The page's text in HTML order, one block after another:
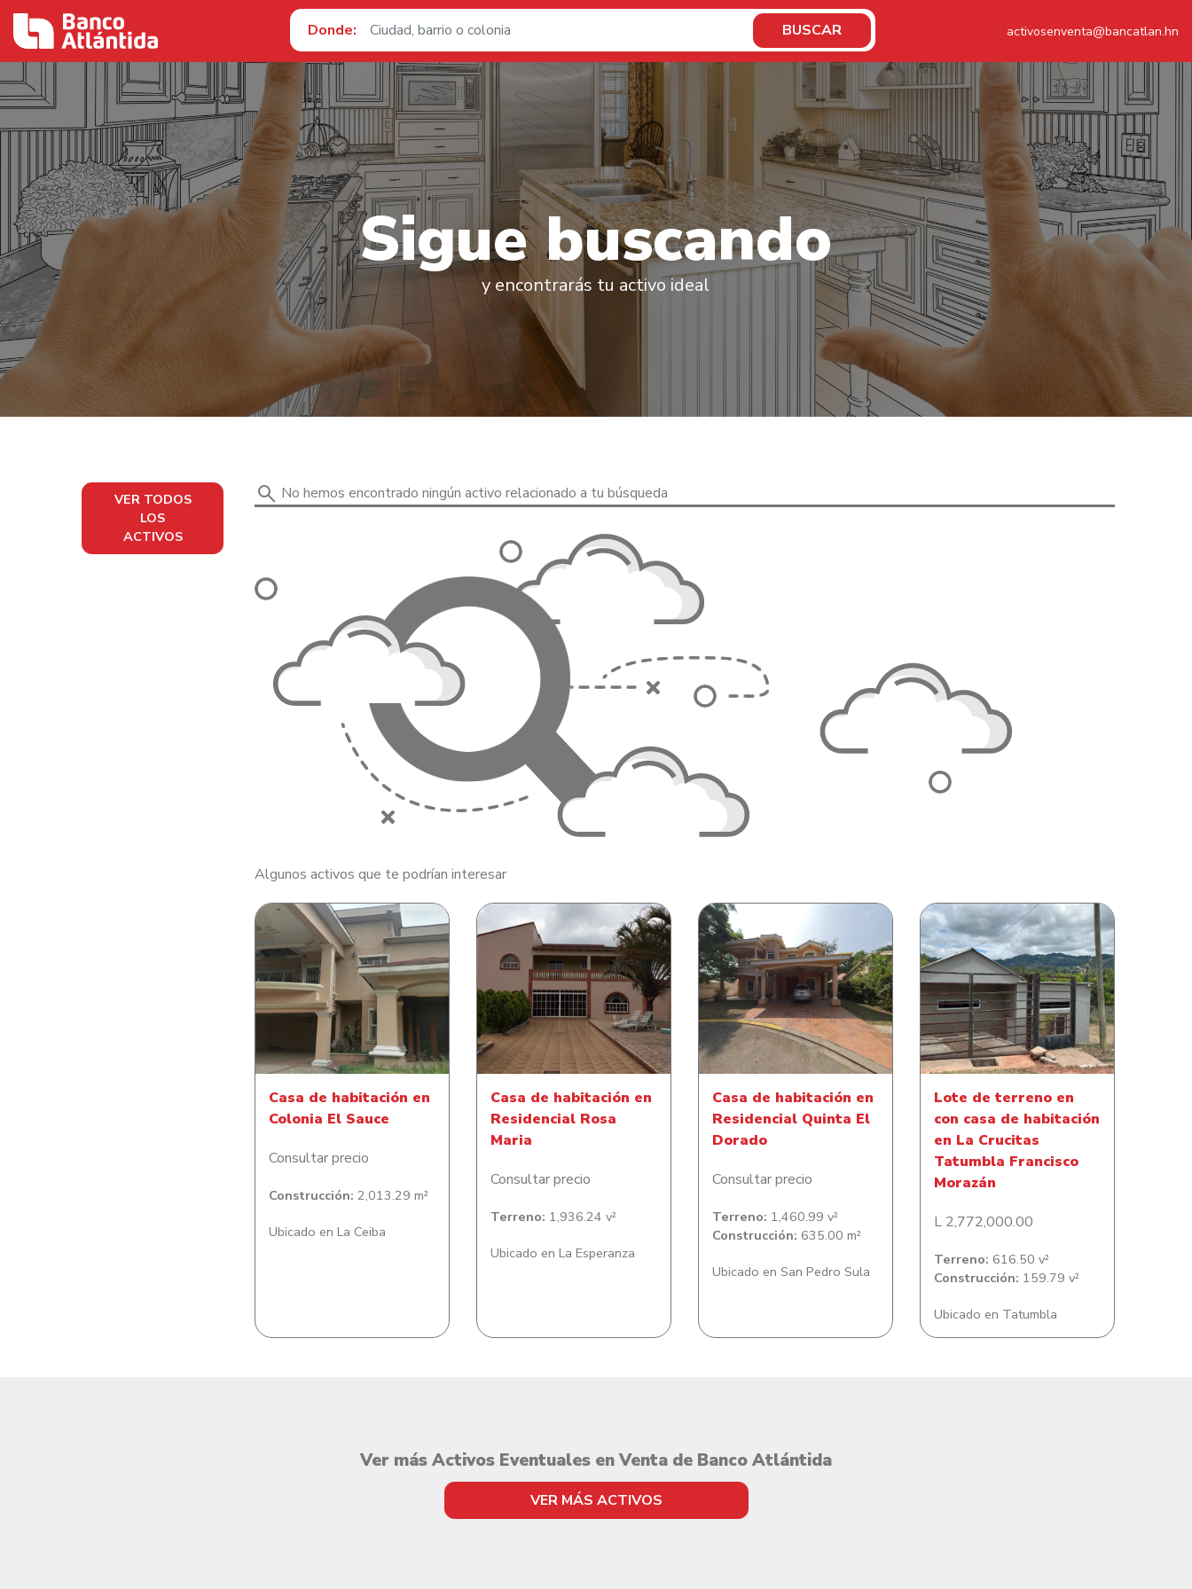
activosenventa@bancatlan.hn
Donde: BUSCAR
Sigue buscando
y encontrarás tu activo ideal
VER TODOS
LOS
ACTIVOS
No hemos encontrado ningún activo relacionado a tu búsqueda
Algunos activos que te podrían interesar
Casa de habitación en
Colonia El Sauce
Casa de habitación en
Colonia El Sauce
Consultar precio
Construcción: 2,013.29 m²
Ubicado en La Ceiba
Casa de habitación en
Residencial Rosa Maria
Casa de habitación en
Residencial Rosa
Maria
Consultar precio
Terreno: 1,936.24 v²
Ubicado en La Esperanza
Casa de habitación en
Residencial Quinta El
Dorado
Casa de habitación en
Residencial Quinta El
Dorado
Consultar precio
Terreno: 1,460.99 v²
Construcción: 635.00 m²
Ubicado en San Pedro Sula
Lote de terreno en con casa
de habitación en La Crucitas
Tatumbla Francisco
Morazán
Lote de terreno en
con casa de habitación
en La Crucitas
Tatumbla Francisco
Morazán
L 2,772,000.00
Terreno: 616.50 v²
Construcción: 159.79 v²
Ubicado en Tatumbla
Ver más Activos Eventuales en Venta de Banco Atlántida
VER MÁS ACTIVOS